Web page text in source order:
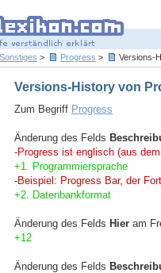
Sonstiges > Progress > Versions-
Versions-History von
Zum Begriff Progress
Änderung des Felds
-Progress ist englisch (aus
+1. Programmiersprache
-Beispiel: Progress Bar, der
+2. Datenbankformat
Änderung des Felds Hier am
+12
Änderung des Felds